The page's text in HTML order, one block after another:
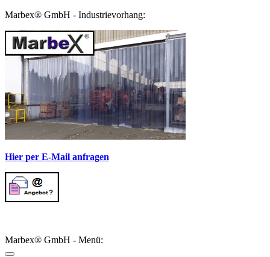
Marbex® GmbH - Industrievorhang:
Hier per E-Mail anfragen
Marbex® GmbH - Menü: